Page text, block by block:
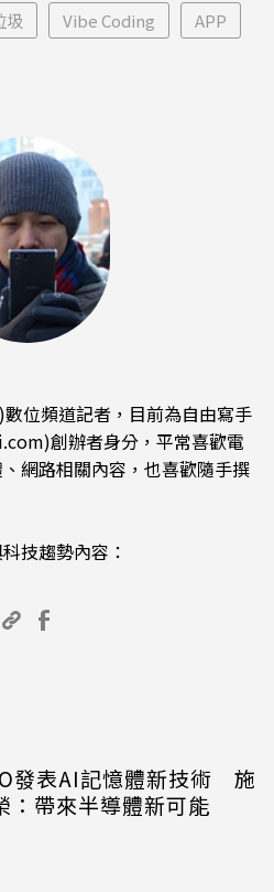
圾 Vibe Coding APP
位頻道記者，目前為自由寫手
創辦者身分，平常喜歡電
網路相關內容，也喜歡隨手撰
技趨勢內容：
發表AI記憶體新技術 施
：帶來半導體新可能